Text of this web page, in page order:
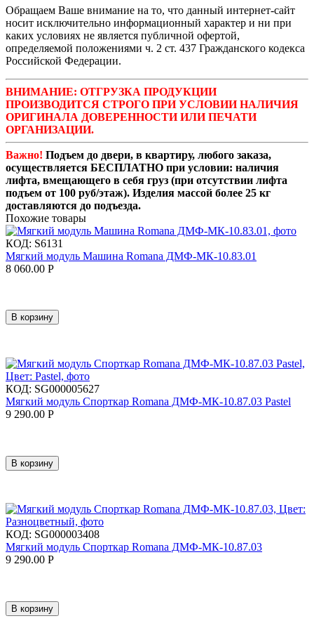
Обращаем Ваше внимание на то, что данный интернет-сайт
носит исключительно информационный характер и ни при
каких условиях не является публичной офертой,
определяемой положениями ч. 2 ст. 437 Гражданского кодекса
Российской Федерации.
ВНИМАНИЕ: ОТГРУЗКА ПРОДУКЦИИ
ПРОИЗВОДИТСЯ СТРОГО ПРИ УСЛОВИИ НАЛИЧИЯ
ОРИГИНАЛА ДОВЕРЕННОСТИ ИЛИ ПЕЧАТИ
ОРГАНИЗАЦИИ.
Важно! Подъем до двери, в квартиру, любого заказа,
осуществляется БЕСПЛАТНО при условии: наличия
лифта, вмещающего в себя груз (при отсутствии лифта
подъем от 100 руб/этаж). Изделия массой более 25 кг
доставляются до подъезда.
Похожие товары
КОД: S6131
Мягкий модуль Машина Romana ДМФ-МК-10.83.01
8 060.00 Р
В корзину
КОД: SG000005627
Мягкий модуль Спорткар Romana ДМФ-МК-10.87.03 Pastel
9 290.00 Р
В корзину
КОД: SG000003408
Мягкий модуль Спорткар Romana ДМФ-МК-10.87.03
9 290.00 Р
В корзину